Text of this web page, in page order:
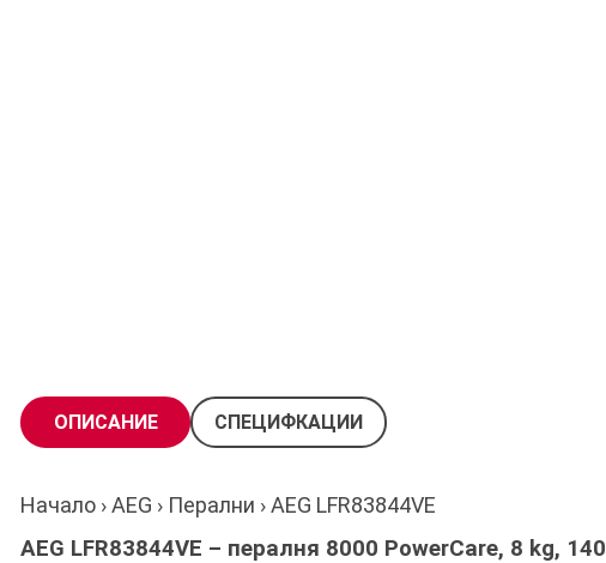
ОПИСАНИЕ СПЕЦИФКАЦИИ
Начало ›AEG › Перални › AEG LFR83844VE
AEG LFR83844VE – пералня 8000 PowerCare, 8 kg,